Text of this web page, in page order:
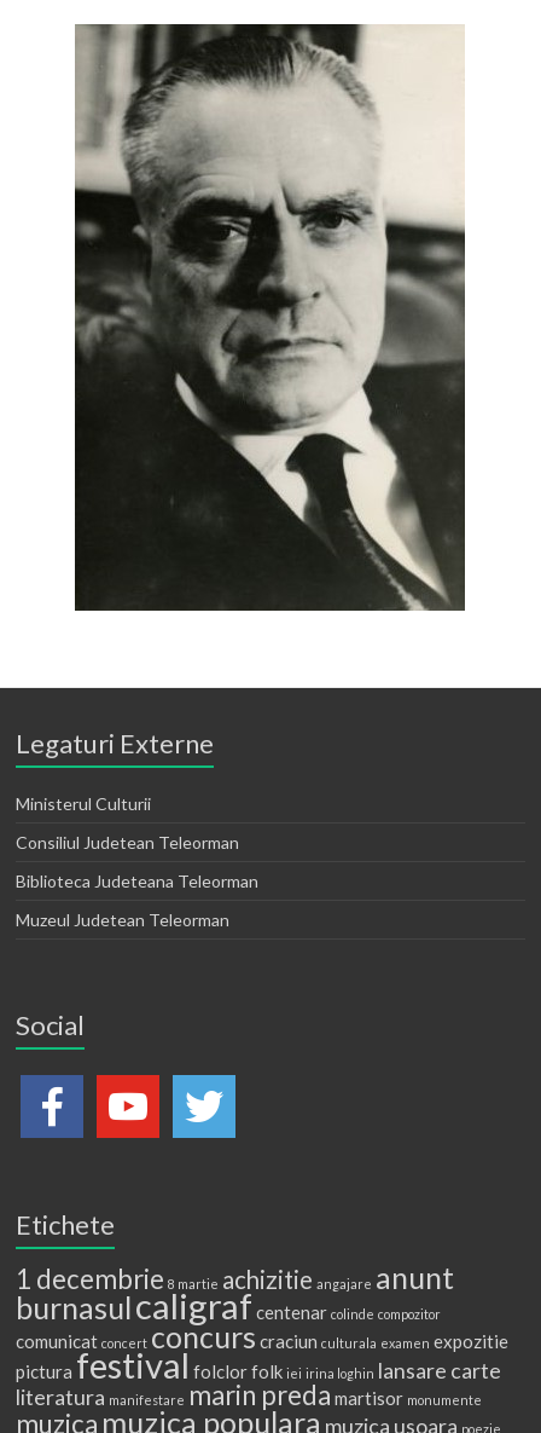
Legaturi Externe
Ministerul Culturii
Consiliul Judetean Teleorman
Biblioteca Judeteana Teleorman
Muzeul Judetean Teleorman
Social
Etichete
1 decembrie 8 martie achizitie angajare anunt
burnasulcaligraf centenar colinde compozitor
comunicat concert concurs craciun culturala examen expozitie
pictura festival folclorfolk iei irina loghin lansare carte
literatura manifestare marin preda martisor monumente
muzica muzica populara muzica usoara poezie